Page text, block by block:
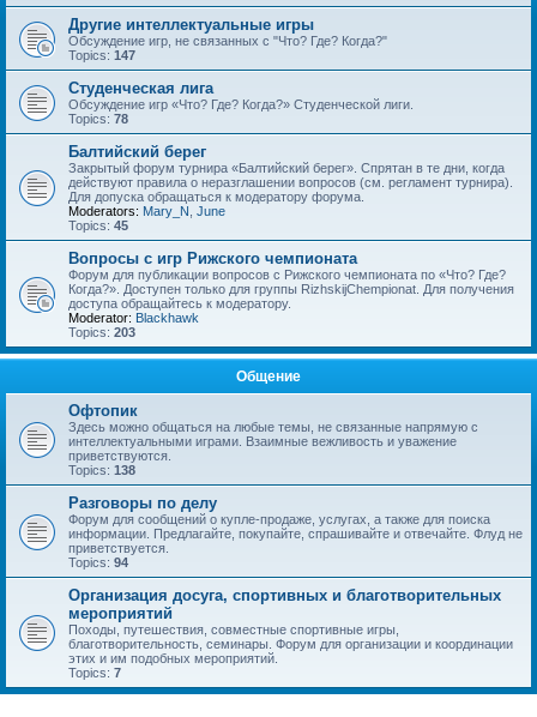
Другие интеллектуальные игры
Обсуждение игр, не связанных с "Что? Где? Когда?"
Topics: 147
Студенческая лига
Обсуждение игр «Что? Где? Когда?» Студенческой лиги.
Topics: 78
Балтийский берег
Закрытый форум турнира «Балтийский берег». Спрятан в те дни, когда
действуют правила о неразглашении вопросов (см. регламент турнира).
Для допуска обращаться к модератору форума.
Moderators: Mary_N June
Topics: 45
Вопросы с игр Рижского чемпионата
Форум для публикации вопросов с Рижского чемпионата по «Что? Где?
Когда?». Доступен только для группы RizhskijChempionat. Для получения
доступа обращайтесь к модератору.
Moderator: Blackhawk
Topics: 203
Общение
Офтопик
Здесь можно общаться на любые темы, не связанные напрямую с
интеллектуальными играми. Взаимные вежливость и уважение
приветствуются.
Topics: 138
Разговоры по делу
Форум для сообщений о купле-продаже, услугах, а также для поиска
информации. Предлагайте, покупайте, спрашивайте и отвечайте. Флуд не
приветствуется.
Topics: 94
Организация досуга, спортивных и благотворительных
мероприятий
Походы, путешествия, совместные спортивные игры,
благотворительность, семинары. Форум для организации и координации
этих и им подобных мероприятий.
Topics: 7